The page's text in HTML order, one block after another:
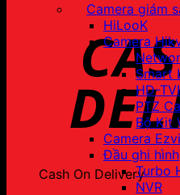
Cash On Delivery
Camera giám
HiLooK
Camera
Smart
HD-
PTZ
Bộ Kit
Camera
Đầu ghi hình
Turbo
NVR